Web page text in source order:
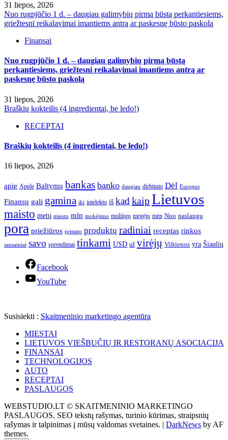
31 liepos, 2026
Nuo rugpjūčio 1 d. – daugiau galimybių pirmą būstą perkantiesiems,
griežtesni reikalavimai imantiems antrą ar paskesnę būsto paskolą
Finansai
Nuo rugpjūčio 1 d. – daugiau galimybių pirmą būstą
perkantiesiems, griežtesni reikalavimai imantiems antrą ar
paskesnę būsto paskolą
31 liepos, 2026
Braškių kokteilis (4 ingredientai, be ledo!)
RECEPTAI
Braškių kokteilis (4 ingredientai, be ledo!)
16 liepos, 2026
apie Apple Baltymų bankas banko daugiau dirbtinio Dėl Europos
Finansų gali gamina iki intelekto iš kadkaipLietuvos
maisto metu miesto mln mokėjimo moliūgų mėgėjų mėn Nuo paslaugų
pora priežiūros pristato produktų radiniai receptas rinkos
sausainiai savo sprendimai tinkami USD už virėjų Vištienos yra Šiaulių
Facebook
YouTube
Susisiekti : Skaitmeninio marketingo agentūra
MIESTAI
LIETUVOS VIEŠBUČIŲ IR RESTORANŲ ASOCIACIJA
FINANSAI
TECHNOLOGIJOS
AUTO
RECEPTAI
PASLAUGOS
WEBSTUDIO.LT © SKAITMENINIO MARKETINGO
PASLAUGOS. SEO tekstų rašymas, turinio kūrimas, straipsnių
rašymas ir talpinimas į mūsų valdomas svetaines. | DarkNews by AF
themes.